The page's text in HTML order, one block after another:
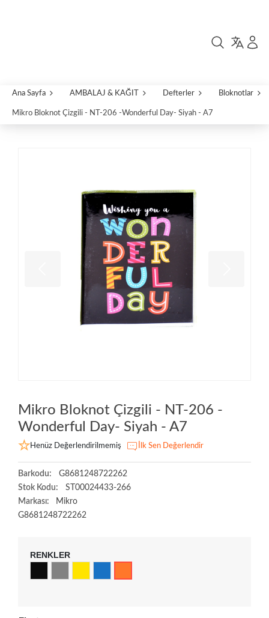
Ana Sayfa AMBALAJ & KAĞIT Defterler Bloknotlar
Mikro Bloknot Çizgili - NT-206 -Wonderful Day- Siyah - A7
Mikro Bloknot Çizgili - NT-206 -
Wonderful Day- Siyah - A7
Henüz Değerlendirilmemiş İlk Sen Değerlendir
Barkodu:
G8681248722262
Stok Kodu:
ST00024433-266
Markası:
Mikro
G8681248722262
RENKLER